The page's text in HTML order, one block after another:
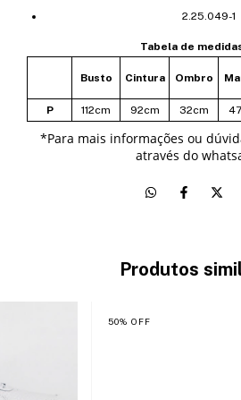
2.25.049-1
Tabela de
Busto Cintura Ombro
P
112cm 92cm 32cm
*Para mais informações ou
através do
Produtos
50% OFF